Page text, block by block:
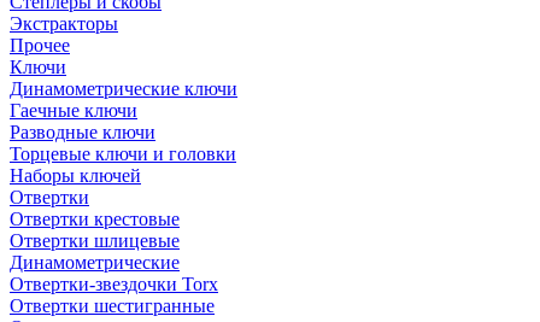
Экстракторы
Прочее
Ключи
Динамометрические ключи
Гаечные ключи
Разводные ключи
Торцевые ключи и головки
Наборы ключей
Отвертки
Отвертки крестовые
Отвертки шлицевые
Динамометрические
Отвертки-звездочки Torx
Отвертки шестигранные